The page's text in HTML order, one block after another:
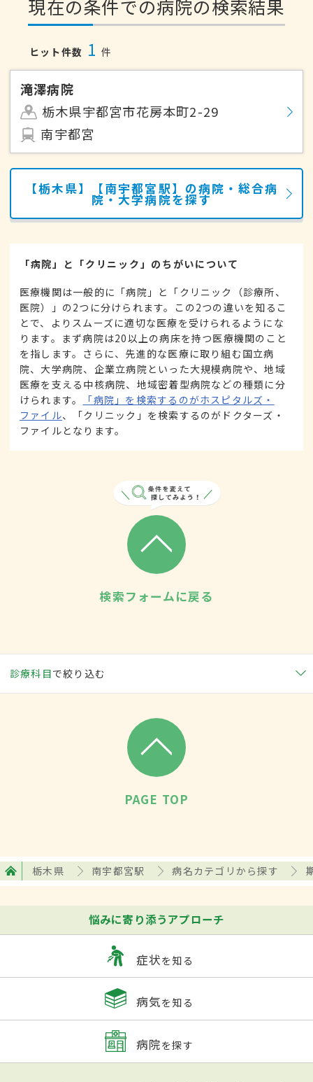
現在の条件での病院の検索結果
ヒット件数 1 件
滝澤病院
栃木県宇都宮市花房本町2-29
南宇都宮
【栃木県】【南宇都宮駅】の病院・総合病
院・大学病院を探す
「病院」と「クリニック」のちがいについて
医療機関は一般的に「病院」と「クリニック（診療所、
医院）」の2つに分けられます。この2つの違いを知るこ
とで、よりスムーズに適切な医療を受けられるようにな
ります。まず病院は20以上の病床を持つ医療機関のこと
を指します。さらに、先進的な医療に取り組む国立病
院、大学病院、企業立病院といった大規模病院や、地域
医療を支える中核病院、地域密着型病院などの種類に分
けられます。
「病院」を検索するのがホスピタルズ・
ファイル、「クリニック」を検索するのがドクターズ・
ファイルとなります。
検索フォームに戻る
診療科目で絞り込む
PAGE TOP
栃木県 南宇都宮駅 病名カテゴリから探す
悩みに寄り添うアプローチ
症状を知る
病気を知る
病院を探す